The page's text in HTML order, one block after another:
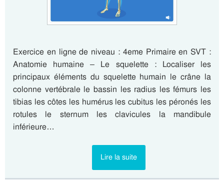
Exercice en ligne de niveau : 4eme Primaire en SVT :
Anatomie humaine – Le squelette : Localiser les
principaux éléments du squelette humain le crâne la
colonne vertébrale le bassin les radius les fémurs les
tibias les côtes les humérus les cubitus les péronés les
rotules le sternum les clavicules la mandibule
inférieure…
Lire la suite